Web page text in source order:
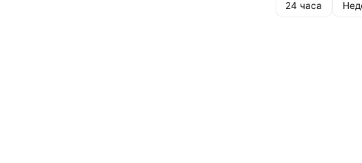
24 часа